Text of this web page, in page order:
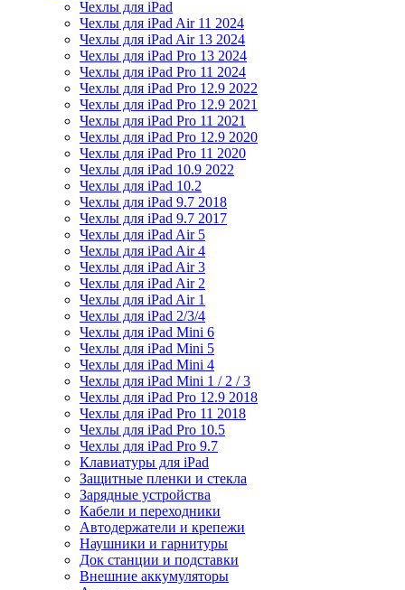
Чехлы для iPad
Чехлы для iPad Air 11 2024
Чехлы для iPad Air 13 2024
Чехлы для iPad Pro 13 2024
Чехлы для iPad Pro 11 2024
Чехлы для iPad Pro 12.9 2022
Чехлы для iPad Pro 12.9 2021
Чехлы для iPad Pro 11 2021
Чехлы для iPad Pro 12.9 2020
Чехлы для iPad Pro 11 2020
Чехлы для iPad 10.9 2022
Чехлы для iPad 10.2
Чехлы для iPad 9.7 2018
Чехлы для iPad 9.7 2017
Чехлы для iPad Air 5
Чехлы для iPad Air 4
Чехлы для iPad Air 3
Чехлы для iPad Air 2
Чехлы для iPad Air 1
Чехлы для iPad 2/3/4
Чехлы для iPad Mini 6
Чехлы для iPad Mini 5
Чехлы для iPad Mini 4
Чехлы для iPad Mini 1 / 2 / 3
Чехлы для iPad Pro 12.9 2018
Чехлы для iPad Pro 11 2018
Чехлы для iPad Pro 10.5
Чехлы для iPad Pro 9.7
Клавиатуры для iPad
Защитные пленки и стекла
Зарядные устройства
Кабели и переходники
Автодержатели и крепежи
Наушники и гарнитуры
Док станции и подставки
Внешние аккумуляторы